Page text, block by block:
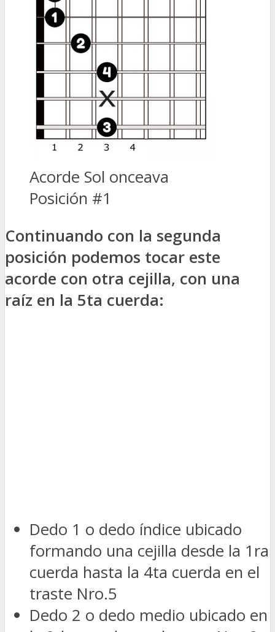
Acorde Sol onceava
Posición #1
Continuando con la segunda
posición podemos tocar este
acorde con otra cejilla, con una
raíz en la 5ta cuerda:
Dedo 1 o dedo índice ubicado
formando una cejilla desde la 1ra
cuerda hasta la 4ta cuerda en el
traste Nro.5
Dedo 2 o dedo medio ubicado en